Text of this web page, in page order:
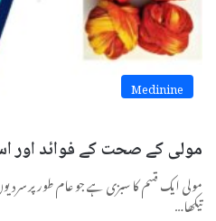
Medinine
مولی کے صحت کے فوائد اور
مولی ایک قسم کا سبزی ہے جو عام طور پر
تیکھا…